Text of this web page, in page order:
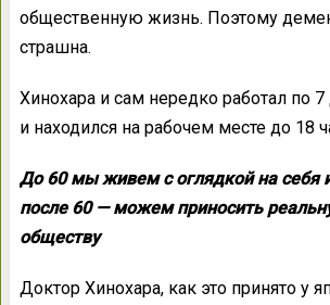
общественную жизнь. Поэтому
страшна.
Хинохара и сам нередко работал по
и находился на рабочем месте до 18
До 60 мы живем с оглядкой на себя
после 60 — можем приносить
обществу
Доктор Хинохара, как это принято у